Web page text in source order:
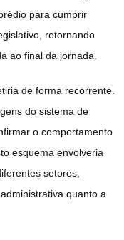
para cumprir
retornando
ao final da jornada.
de forma recorrente.
do sistema de
o comportamento
esquema envolveria
setores,
quanto a